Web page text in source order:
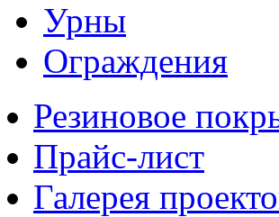
Урны
Ограждения
Резиновое
Прайс-лист
Галерея